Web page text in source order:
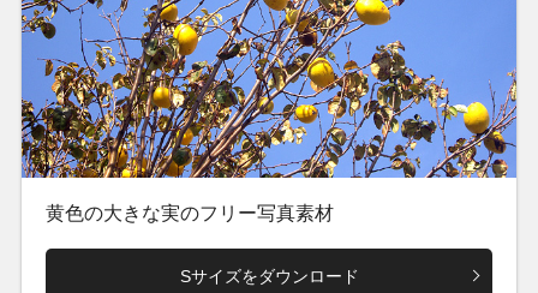
黄色の大きな実のフリー写真素材
Sサイズをダウンロード